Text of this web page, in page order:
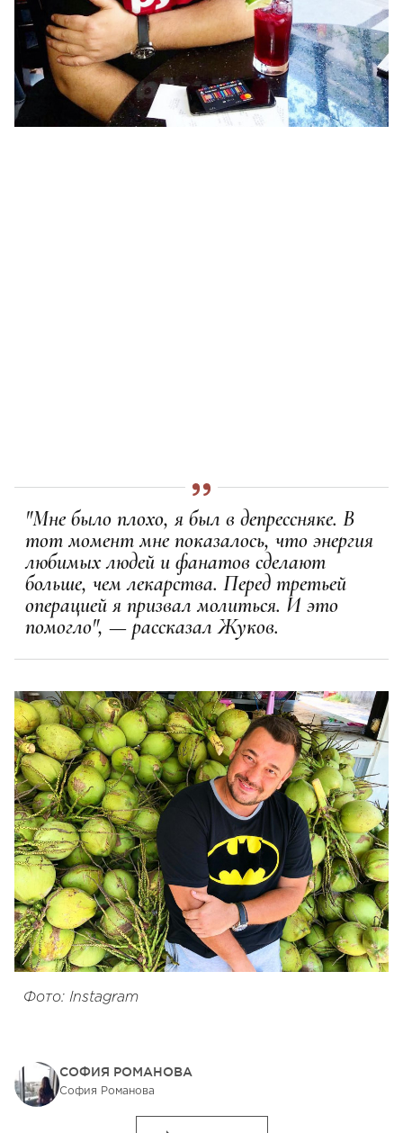
"Мне было плохо, я был в депрессняке. В
тот момент мне показалось, что энергия
любимых людей и фанатов сделают
больше, чем лекарства. Перед третьей
операцией я призвал молиться. И это
помогло", — рассказал Жуков.
Фото: Instagram
СОФИЯ РОМАНОВА
София Романова